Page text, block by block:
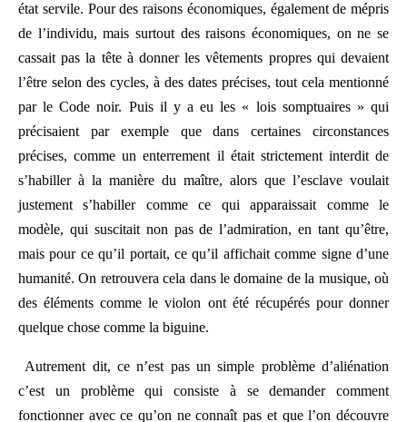
état servile. Pour des raisons économiques, également de mépris
de l’individu, mais surtout des raisons économiques, on ne se
cassait pas la tête à donner les vêtements propres qui devaient
l’être selon des cycles, à des dates précises, tout cela mentionné
par le Code noir. Puis il y a eu les « lois somptuaires » qui
précisaient par exemple que dans certaines circonstances
précises, comme un enterrement il était strictement interdit de
s’habiller à la manière du maître, alors que l’esclave voulait
justement s’habiller comme ce qui apparaissait comme le
modèle, qui suscitait non pas de l’admiration, en tant qu’être,
mais pour ce qu’il portait, ce qu’il affichait comme signe d’une
humanité. On retrouvera cela dans le domaine de la musique, où
des éléments comme le violon ont été récupérés pour donner
quelque chose comme la biguine.
Autrement dit, ce n’est pas un simple problème d’aliénation
c’est un problème qui consiste à se demander comment
fonctionner avec ce qu’on ne connaît pas et que l’on découvre